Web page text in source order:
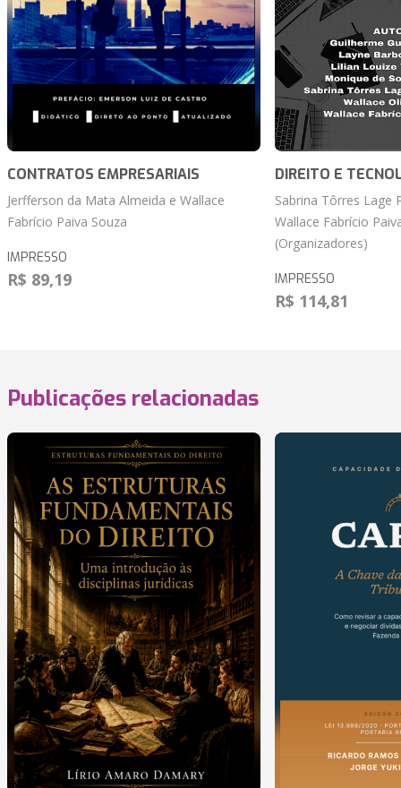
CONTRATOS EMPRESARIAIS
Jerfferson da Mata Almeida e Wallace
Fabrício Paiva Souza
IMPRESSO
R$ 89,19
DIREITO E
Sabrina Tôrres Lage
Wallace Fabrício
(Organizadores)
IMPRESSO
R$ 114,81
Publicações relacionadas